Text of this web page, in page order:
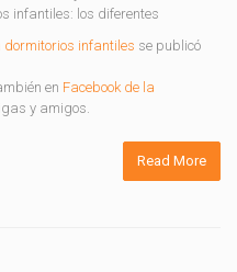
infantiles: los diferentes
infantiles se publicó
en Facebook de la
y amigos.
Read More